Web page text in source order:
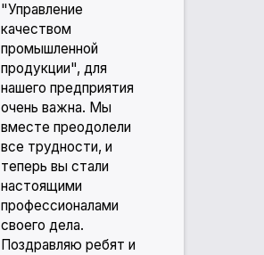
"Управление
качеством
промышленной
продукции", для
нашего предприятия
очень важна. Мы
вместе преодолели
все трудности, и
теперь вы стали
настоящими
профессионалами
своего дела.
Поздравляю ребят и